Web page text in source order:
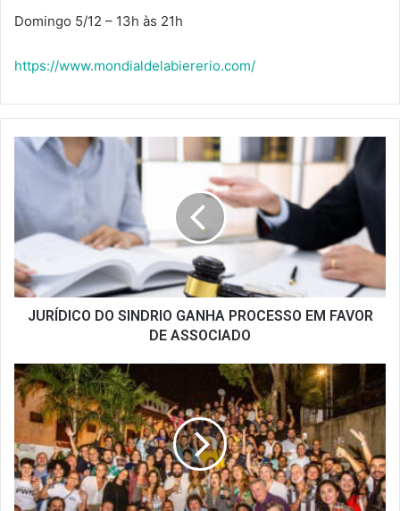
Domingo 5/12 – 13h às 21h
https://www.mondialdelabiererio.com/
JURÍDICO
PROCESSO
EM
FAVOR
DE
ASSOCIADO
JURÍDICO DO SINDRIO GANHA PROCESSO EM FAVOR
DE ASSOCIADO
2ª
EDIÇÃO
DO
COZINHAS
DO
PROSA
HOMENAGEIA
33